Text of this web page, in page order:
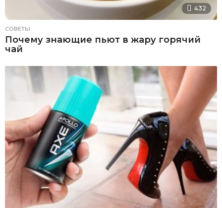
432
СОВЕТЫ
Почему знающие пьют в жару горячий
чай